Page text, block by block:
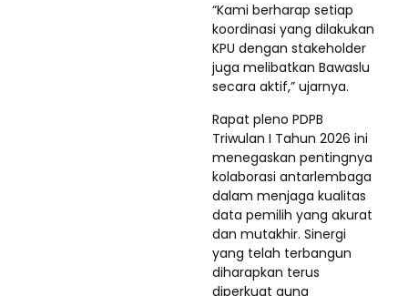
“Kami berharap setiap
koordinasi yang dilakukan
KPU dengan stakeholder
juga melibatkan Bawaslu
secara aktif,” ujarnya.
Rapat pleno PDPB
Triwulan I Tahun 2026 ini
menegaskan pentingnya
kolaborasi antarlembaga
dalam menjaga kualitas
data pemilih yang akurat
dan mutakhir. Sinergi
yang telah terbangun
diharapkan terus
diperkuat guna